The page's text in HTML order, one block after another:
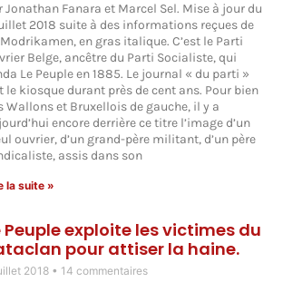
Jonathan Fanara et Marcel Sel. Mise à jour du
2018 suite à des informations reçues de
en gras italique. C’est le Parti
Belge, ancêtre du Parti Socialiste, qui
Le Peuple en 1885. Le journal « du parti »
le kiosque durant près de cent ans. Pour bien
Wallons et Bruxellois de gauche, il y a
encore derrière ce titre l’image d’un
ouvrier, d’un grand-père militant, d’un père
assis dans son
la suite »
Peuple exploite les victimes du
pour attiser la haine.
2018 14 commentaires